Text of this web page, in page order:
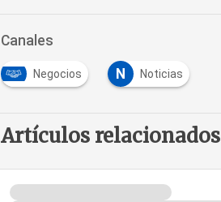
Canales
Negocios N Noticias
Artículos relacionados